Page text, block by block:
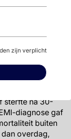
zijn verplicht
Journal [2]
met acuut
en in het
werden
sterfte na 30-
diagnose gaf
buiten
dan overdag,